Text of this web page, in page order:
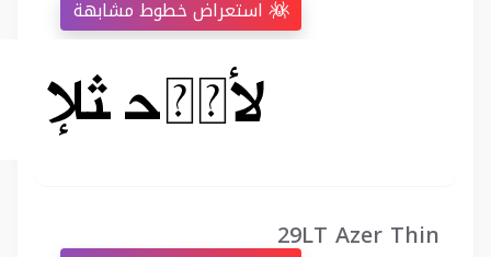
29LT Azer Thin